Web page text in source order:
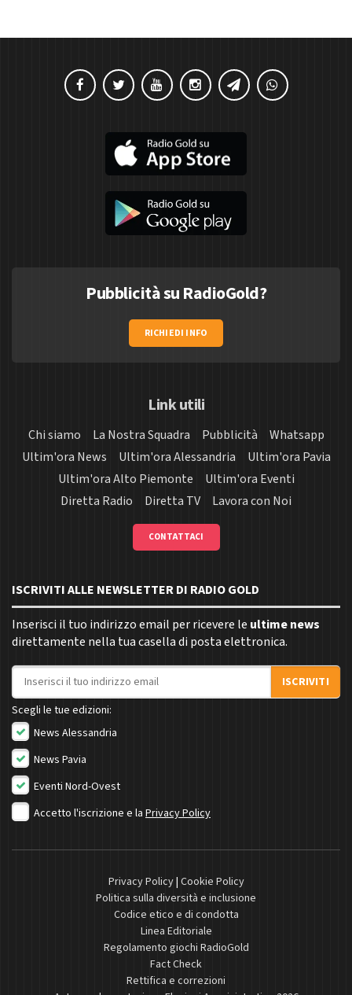
Pubblicità su RadioGold?
RICHIEDI INFO
Link utili
Chi siamo La Nostra Squadra Pubblicità
Whatsapp
Ultim'ora News
Ultim'ora Alessandria
Ultim'ora Pavia
Ultim'ora Alto Piemonte
Ultim'ora Eventi
Diretta Radio
Diretta TV Lavora con Noi
CONTATTACI
ISCRIVITI ALLE NEWSLETTER DI RADIO GOLD
Inserisci il tuo indirizzo email per ricevere le ultime news
direttamente nella tua casella di posta elettronica.
Indirizzo email
ISCRIVITI
Scegli le tue edizioni:
News Alessandria
News Pavia
Eventi Nord-Ovest
Accetto l'iscrizione e la Privacy Policy
Privacy Policy| Cookie Policy
Politica sulla diversità e inclusione
Codice etico e di condotta
Linea Editoriale
Regolamento giochi RadioGold
Fact Check
Rettifica e correzioni